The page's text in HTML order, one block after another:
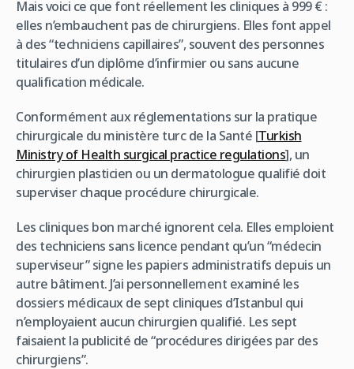
Mais voici ce que font réellement les cliniques à 999 € :
elles n’embauchent pas de chirurgiens. Elles font appel
à des “techniciens capillaires”, souvent des personnes
titulaires d’un diplôme d’infirmier ou sans aucune
qualification médicale.
Conformément aux réglementations sur la pratique
chirurgicale du ministère turc de la Santé [Turkish
Ministry of Health surgical practice regulations], un
chirurgien plasticien ou un dermatologue qualifié doit
superviser chaque procédure chirurgicale.
Les cliniques bon marché ignorent cela. Elles emploient
des techniciens sans licence pendant qu’un “médecin
superviseur” signe les papiers administratifs depuis un
autre bâtiment. J’ai personnellement examiné les
dossiers médicaux de sept cliniques d’Istanbul qui
n’employaient aucun chirurgien qualifié. Les sept
faisaient la publicité de “procédures dirigées par des
chirurgiens”.